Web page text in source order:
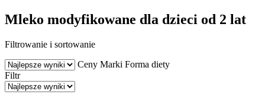
Mleko modyfikowane dla dzieci od 2 lat
Filtrowanie i sortowanie
Ceny Marki Forma diety
Filtr